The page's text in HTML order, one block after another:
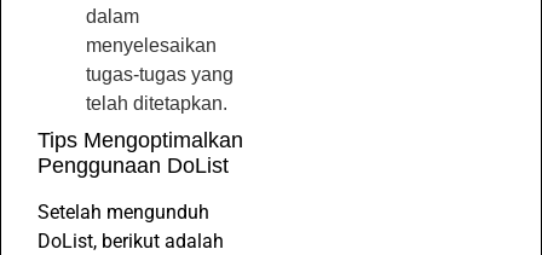
dalam
menyelesaikan
tugas-tugas yang
telah ditetapkan.
Tips Mengoptimalkan
Penggunaan DoList
Setelah mengunduh
DoList, berikut adalah